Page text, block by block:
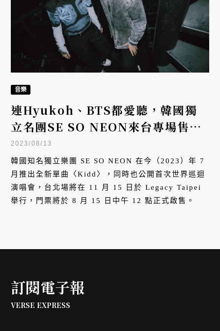
音樂
連Hyukoh、BTS都愛聽，韓國獨
立名團SE SO NEON來台專場售票
啟動
2023/08/13
韓國知名獨立樂團 SE SO NEON 在今（2023）年 7
月推出全新單曲〈Kidd〉，同時也公開首次世界巡迴
演唱會，台北場將在 11 月 15 日於 Legacy Taipei
舉行，門票將於 8 月 15 日中午 12 點正式啟售。
訂閱電子報
VERSE EXPRESS